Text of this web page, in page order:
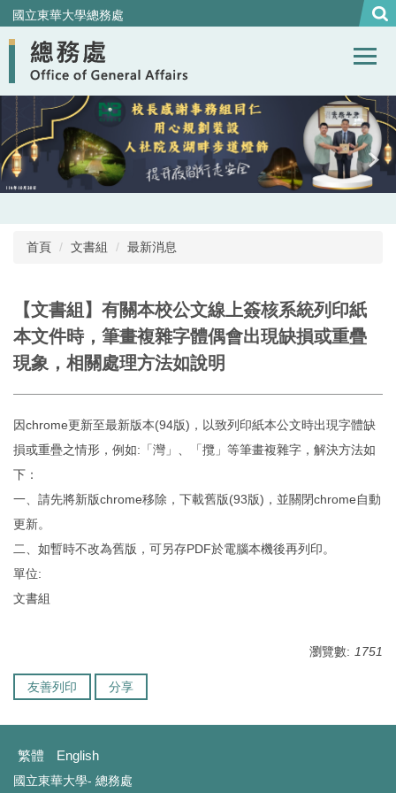
跳
到
主
內
容
區
國立東華大學總務處
首頁 文書組 最新消息
【文書組】有關本校公文線上簽核系統列印紙
本文件時，筆畫複雜字體偶會出現缺損或重疊
現象，相關處理方法如說明
因chrome更新至最新版本(94版)，以致列印紙本公文時出現字體缺
損或重疊之情形，例如:「灣」、「攬」等筆畫複雜字，解決方法如
下：
一、請先將新版chrome移除，下載舊版(93版)，並關閉chrome自動
更新。
二、如暫時不改為舊版，可另存PDF於電腦本機後再列印。
單位:
文書組
瀏覽數: 1751
友善列印 分享
繁體 English
國立東華大學- 總務處